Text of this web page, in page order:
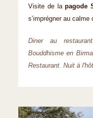
Visite de lapagode
s’imprégner au calme
Diner au
Bouddhisme en
Restaurant. Nuit à